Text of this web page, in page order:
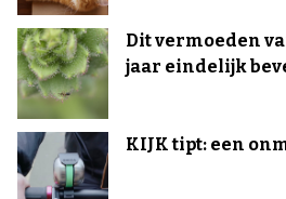
Dit vermoeden
jaar eindelijk
KIJK tipt: een